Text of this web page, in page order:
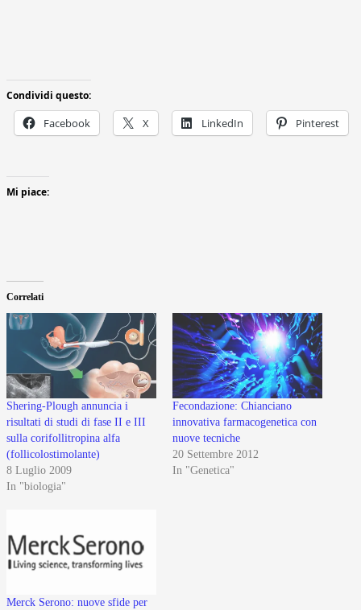
Condividi questo:
Facebook X LinkedIn Pinterest
Mi piace:
Correlati
Shering-Plough annuncia i
risultati di studi di fase II e III
sulla corifollitropina alfa
(follicolostimolante)
8 Luglio 2009
In "biologia"
Fecondazione: Chianciano
innovativa farmacogenetica con
nuove tecniche
20 Settembre 2012
In "Genetica"
Merck Serono: nuove sfide per